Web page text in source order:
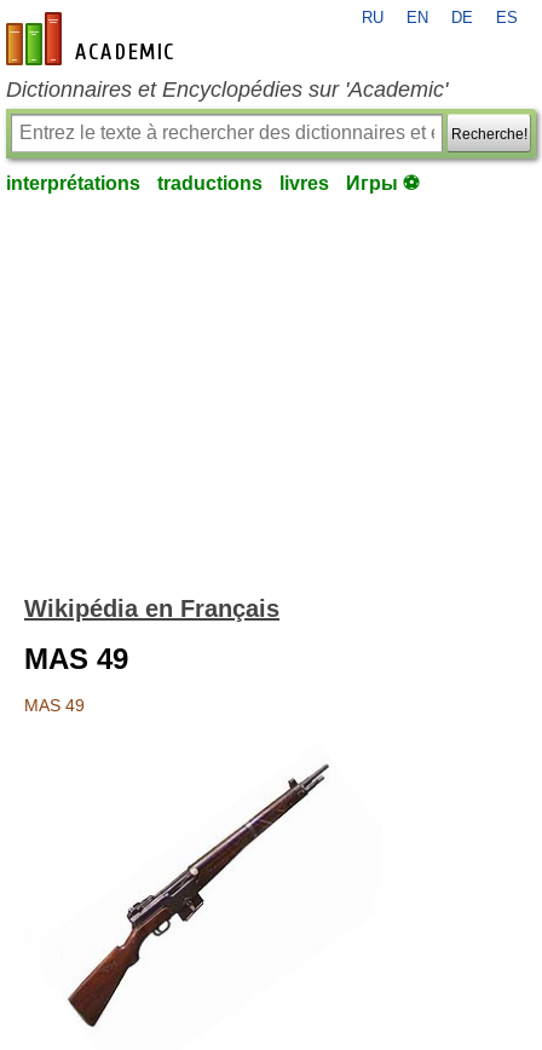
fr-academic.com
RU EN DE ES
Dictionnaires et Encyclopédies sur 'Academic'
Recherche!
interprétations traductions livres Игры ⚽
Wikipédia en Français
MAS 49
MAS 49